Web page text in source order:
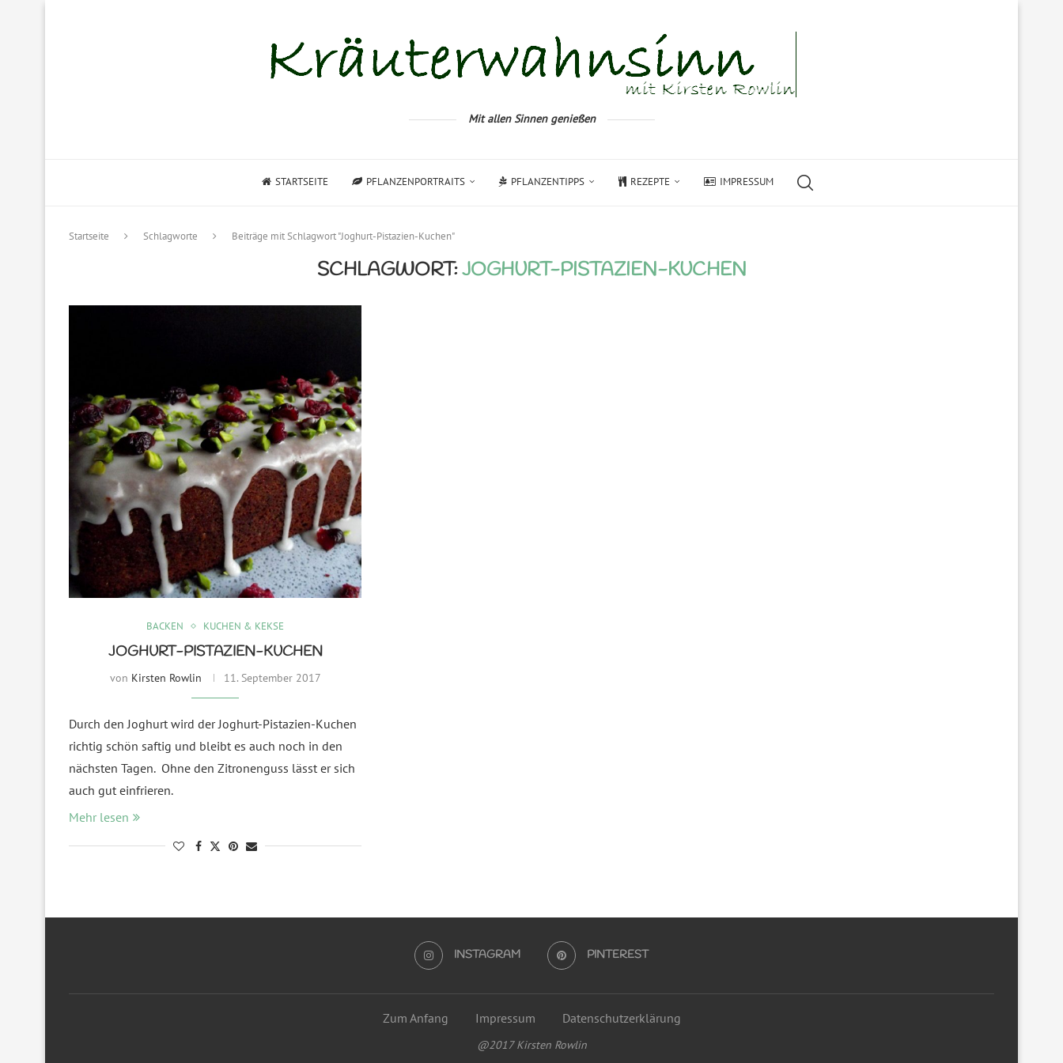
Mit allen Sinnen genießen
STARTSEITE PFLANZENPORTRAITS PFLANZENTIPPS REZEPTE IMPRESSUM
Startseite Schlagworte Beiträge mit Schlagwort "Joghurt-Pistazien-Kuchen"
SCHLAGWORT:JOGHURT-PISTAZIEN-KUCHEN
BACKEN KUCHEN & KEKSE
JOGHURT-PISTAZIEN-KUCHEN
von Kirsten Rowlin 11. September 2017
Durch den Joghurt wird der Joghurt-Pistazien-Kuchen
richtig schön saftig und bleibt es auch noch in den
nächsten Tagen. Ohne den Zitronenguss lässt er sich
auch gut einfrieren.
Mehr lesen
INSTAGRAM PINTEREST
Zum Anfang Impressum Datenschutzerklärung
@2017 Kirsten Rowlin